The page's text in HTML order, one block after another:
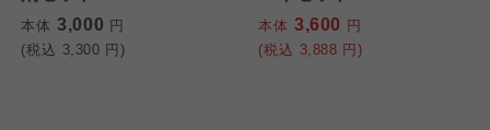
本体 3,000 円
(税込 3,300 円)
本体 3,600 円
(税込 3,888 円)